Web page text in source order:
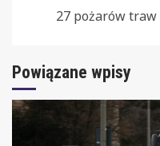
27 pożarów traw
Powiązane wpisy